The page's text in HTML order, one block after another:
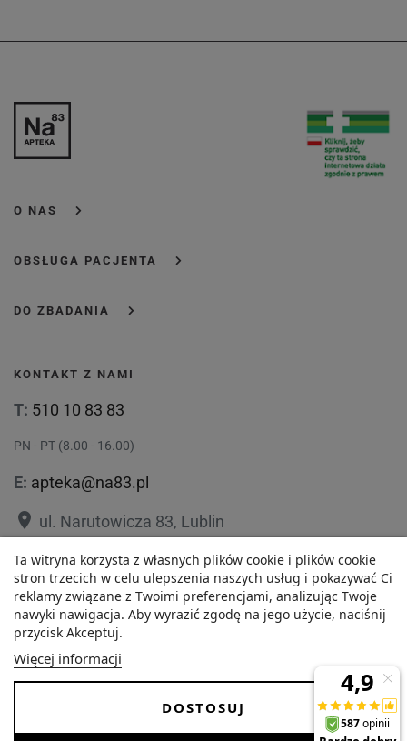
47,92 zł
- +
O NAS
OBSŁUGA PACJENTA
DO ZBADANIA
KONTAKT Z NAMI
T: 510 10 83 83
PN - PT (8.00 - 16.00)
E: apteka@na83.pl
place ul. Narutowicza 83, Lublin
placeul. 1 Maja 36, Lublin
Ta witryna korzysta z własnych plików cookie i plików cookie
stron trzecich w celu ulepszenia naszych usług i pokazywać Ci
reklamy związane z Twoimi preferencjami, analizując Twoje
nawyki nawigacja. Aby wyrazić zgodę na jego użycie, naciśnij
przycisk Akceptuj.
Więcej informacji
DOSTOSUJ
O nas Zezwolenie
FAQ